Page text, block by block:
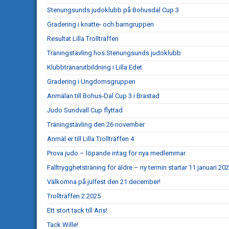
Stenungsunds judoklubb på Bohusdal Cup 3
Gradering i knatte- och barngruppen
Resultat Lilla Trollträffen
Träningstävling hos Stenungsunds judoklubb
Klubbtränarutbildning i Lilla Edet
Gradering i Ungdomsgruppen
Anmälan till Bohus-Dal Cup 3 i Brastad
Judo Sundvall Cup flyttad
Träningstävling den 26 november
Anmäl er till Lilla Trollträffen 4
Prova judo – löpande intag för nya medlemmar
Falltrygghetsträning för äldre – ny termin startar 11 januari
Välkomna på julfest den 21 december!
Trollträffen 2 2025
Ett stort tack till Aris!
Tack Wille!